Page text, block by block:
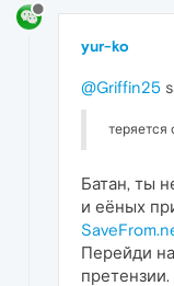
yur-ko
@Griffin25
Батан, ты
и еёных
Перейди
претензии.